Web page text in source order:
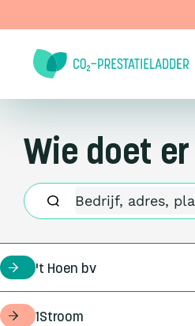
Wie doet
certificaathouder
't Hoen bv
opdrachtgever
1Stroom